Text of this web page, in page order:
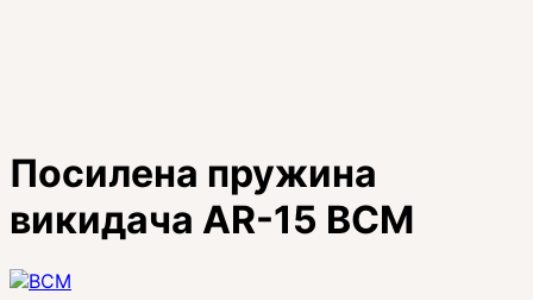
Посилена пружина
викидача AR-15 BCM